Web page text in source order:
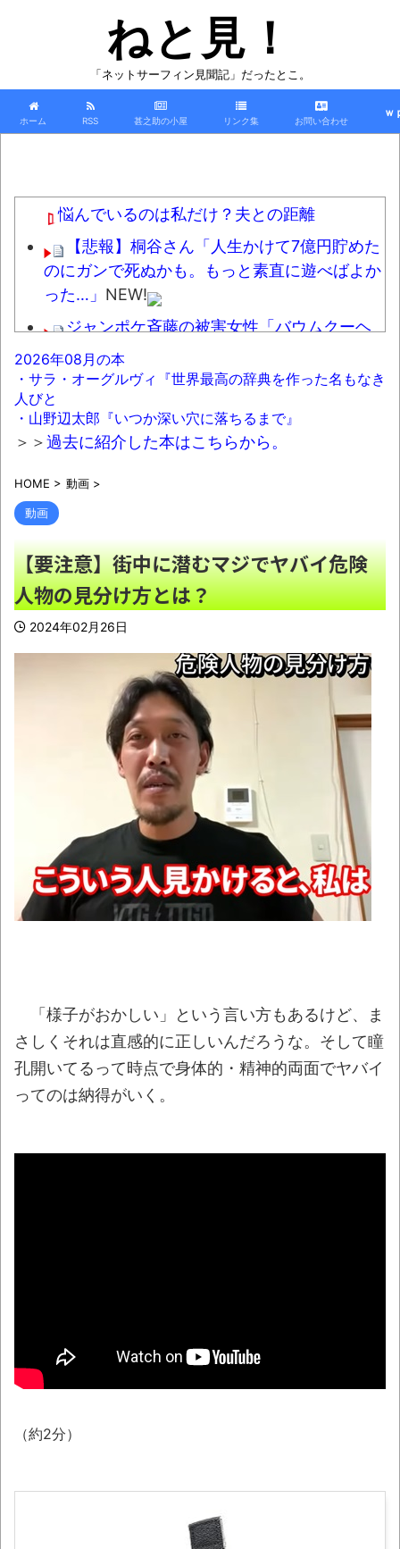
ねと見！
「ネットサーフィン見聞記」だったとこ。
ホーム RSS 甚之助の小屋 リンク集 お問い合わせ
ｗ
悩んでいるのは私だけ？夫との距離
【悲報】桐谷さん「人生かけて7億円貯めた
のにガンで死ぬかも。もっと素直に遊べばよか
った…」 NEW!
ジャンポケ斉藤の被害女性「バウムクーヘ
ン売ったりTikTokライブしててムカついたから
示談しなかった」NEW!
小学生姫ギャルモデルのりりぴ（12）、最
新の姿に「痩せすぎ」「大丈夫？」など心配の
声NEW!
研究者「株式投資にハマる若者はギャンブ
ルにハマる若者と同じ傾向がある」
【朗報】へずまりゅう、熊本被災地でボラ
ンティア活動をして皆を笑顔にするｗｗｗｗｗ
ｗｗｗｗｗｗｗｗNEW!
カップ麺は容器から有害物質が熱湯に溶け
アニメ「ヤニねこ」、BPOで議論 視聴者
から「◯◯◯なのではないか」との批判が寄
せられるNEW!
組合「有給取って原爆ドームを占拠して中
国への侵略戦争反対の座り込みデモをしよ
う！」←どうすりゃいい？NEW!
ハゲにハゲ始めた時の感想聞いた結果ｗｗ
ｗNEW!
【動画】サッカーの試合中の落雷で選手1人
が死亡、12人が負傷した事故。NEW!
週間少年ジャンプのグッズ(43億円分)を注
文してキャンセルした32歳女が逮捕NEW!
【衝撃】ジャンプストアで大量注文→キャ
【画像】福岡、こんなのが普通に走ってる
YouTubeの広告に流れてきた“冷凍庫の霜取
ロープと滑車と犬マスクでエクストリーム
2026年08月の本
・サラ・オーグルヴィ『世界最高の辞典を作った名もなき
人びと
・山野辺太郎『いつか深い穴に落ちるまで』
＞＞過去に紹介した本はこちらから。
HOME > 動画 >
動画
【要注意】街中に潜むマジでヤバイ危険
人物の見分け方とは？
2024年02月26日
「様子がおかしい」という言い方もあるけど、ま
さしくそれは直感的に正しいんだろうな。そして瞳
孔開いてるって時点で身体的・精神的両面でヤバイ
ってのは納得がいく。
（約2分）